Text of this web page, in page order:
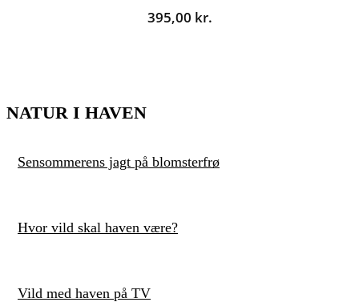
395,00 kr.
NATUR I HAVEN
Sensommerens jagt på blomsterfrø
Hvor vild skal haven være?
Vild med haven på TV